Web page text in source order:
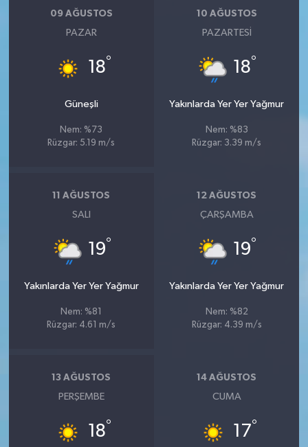
09 AĞUSTOS
PAZAR
18°
Güneşli
Nem: %73
Rüzgar: 5.19 m/s
10 AĞUSTOS
PAZARTESI
18°
Yakınlarda Yer Yer Yağmur
Nem: %83
Rüzgar: 3.39 m/s
11 AĞUSTOS
SALI
19°
Yakınlarda Yer Yer Yağmur
Nem: %81
Rüzgar: 4.61 m/s
12 AĞUSTOS
ÇARŞAMBA
19°
Yakınlarda Yer Yer Yağmur
Nem: %82
Rüzgar: 4.39 m/s
13 AĞUSTOS
PERŞEMBE
18°
14 AĞUSTOS
CUMA
17°